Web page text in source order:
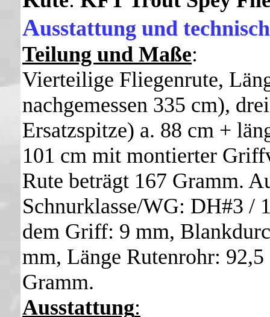
Ausstattung und
Teilung und Maße:
Vierteilige Fliegenrute,
nachgemessen 335 cm),
Ersatzspitze) a. 88 cm +
101 cm mit montierter
Rute beträgt 167 Gramm.
Schnurklasse/WG: DH#3 /
dem Griff: 9 mm,
mm, Länge Rutenrohr:
Gramm.
Ausstattung: